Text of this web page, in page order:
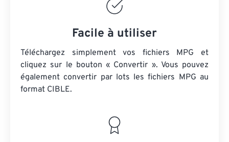
Facile à utiliser
Téléchargez simplement vos fichiers MPG et
cliquez sur le bouton « Convertir ». Vous pouvez
également convertir par lots les fichiers MPG au
format CIBLE.